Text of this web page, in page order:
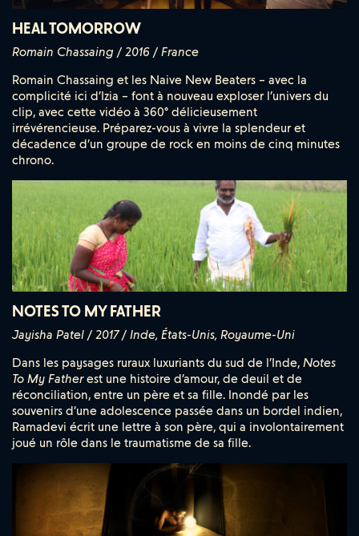
HEAL TOMORROW
Romain Chassaing / 2016 / France
Romain Chassaing et les Naive New Beaters – avec la
complicité ici d’Izia – font à nouveau exploser l’univers du
clip, avec cette vidéo à 360° délicieusement
irrévérencieuse. Préparez-vous à vivre la splendeur et
décadence d’un groupe de rock en moins de cinq minutes
chrono.
NOTES TO MY FATHER
Jayisha Patel / 2017 / Inde, États-Unis, Royaume-Uni
Dans les paysages ruraux luxuriants du sud de l’Inde, Notes
To My Fatherest une histoire d’amour, de deuil et de
réconciliation, entre un père et sa fille. Inondé par les
souvenirs d’une adolescence passée dans un bordel indien,
Ramadevi écrit une lettre à son père, qui a involontairement
joué un rôle dans le traumatisme de sa fille.